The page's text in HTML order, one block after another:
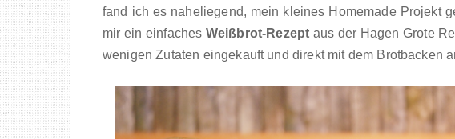
fand ich es naheliegend, mein kleines Homemade Projekt
mir ein einfaches Weißbrot-Rezept aus der Hagen Grote
wenigen Zutaten eingekauft und direkt mit dem Brotbacken